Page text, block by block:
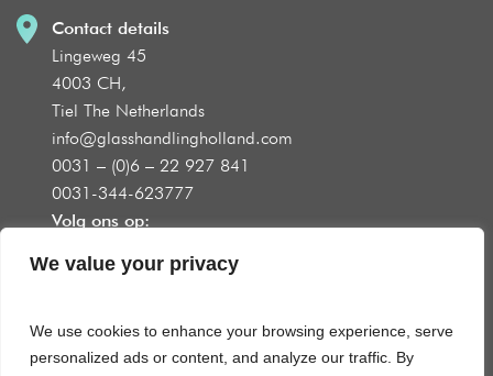
We value your privacy
We use cookies to enhance your browsing experience, serve
personalized ads or content, and analyze our traffic. By
Contact details
Lingeweg 45
4003 CH,
Tiel The Netherlands
info@glasshandlingholland.com
0031 – (0)6 – 22 927 841
0031-344-623777
Volg ons op:
Product groups